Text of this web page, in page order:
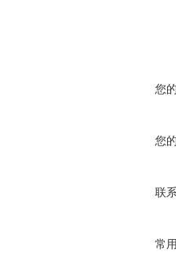
您
您
联
常